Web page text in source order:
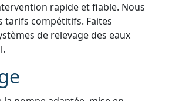
rapide et fiable. Nous
tarifs compétitifs. Faites
de relevage des eaux